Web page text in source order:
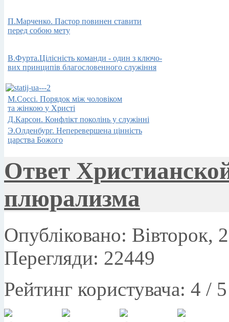
П.Марченко. Пастор повинен ставити
перед собою мету
В.Фурта.Цілісність команди - один з ключо-
вих принципів благословенного служіння
М.Соссi. Порядок між чоловіком
та жінкою у Христі
Д.Карсон. Конфлікт поколінь у служінні
Э.Олденбург. Неперевершена цінність
царства Божого
Ответ
плюрализма
Опубліковано: Вівторок,
Перегляди: 22449
Рейтинг користувача: 4 / 5